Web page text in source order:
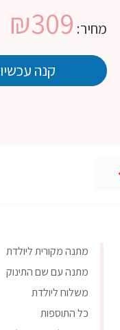
מחיר: ₪309
קנה עכשיו
מתנה מקורית ליולדת
מתנה עם שם התינוק
משלוח ליולדת
כל התוספות